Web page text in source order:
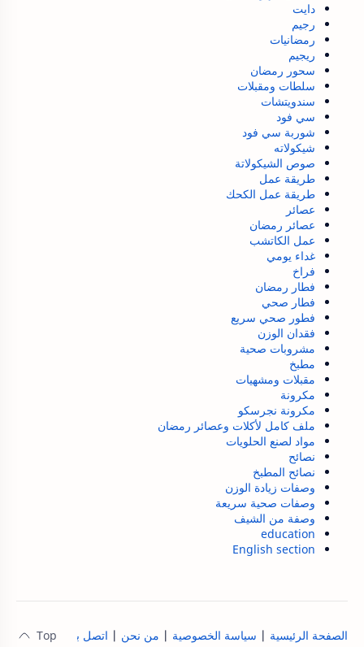
دايت
رجيم
رمضانيات
ريجيم
سحور رمضان
سلطات ومقبلات
سندويتشات
سي فود
شوربة سي فود
شيكولاته
صوص الشيكولاتة
طريقة عمل
طريقة عمل الكحك
عصائر
عصائر رمضان
عمل الكاتشب
غداء يومي
فراخ
فطار رمضان
فطار صحي
فطور صحي سريع
فقدان الوزن
مشروبات صحية
مطبخ
مقبلات ومشهيات
مكرونة
مكرونة نجرسكو
ملف كامل لأكلات وعصائر رمضان
مواد لصنع الحلويات
نصائح
نصائح المطبخ
وصفات زيادة الوزن
وصفات صحية سريعة
وصفة من الشيف
education
English section
الصفحة الرئيسية | سياسة الخصوصية | من نحن | اتصل بنا